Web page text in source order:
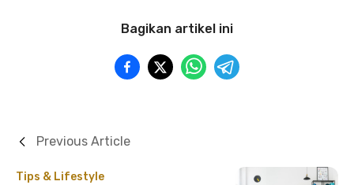
Bagikan artikel ini
Tips & Lifestyle
Previous Article